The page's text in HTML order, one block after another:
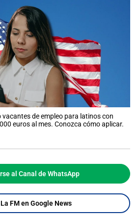
vacantes de empleo para latinos con
euros al mes. Conozca cómo aplicar.
al Canal de WhatsApp
La FM en Google News